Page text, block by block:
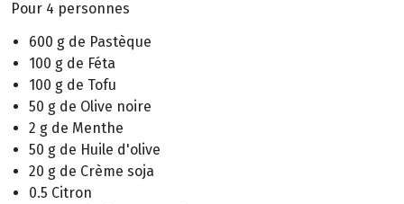
Pour 4 personnes
600 g de Pastèque
100 g de Féta
100 g de Tofu
50 g de Olive noire
2 g de Menthe
50 g de Huile d'olive
20 g de Crème soja
0.5 Citron